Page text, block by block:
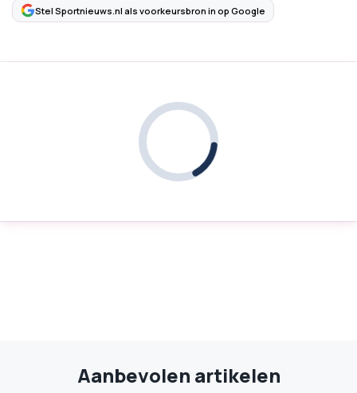
Stel Sportnieuws.nl als voorkeursbron in op Google
Aanbevolen artikelen